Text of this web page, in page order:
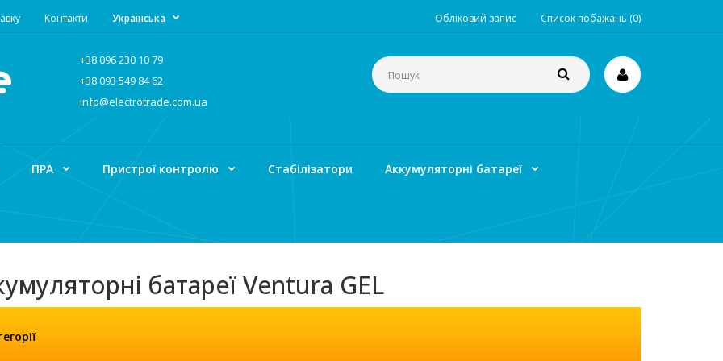
Контакти Обліковий запис Список побажань (0)
Українська
+38 096 230 10 79
+38 093 549 84 62
info@electrotrade.com.ua
ПРА Пристрої контролю Стабілізатори Аккумуляторні батареї
батареї Ventura GEL
БАТАРЕЇ